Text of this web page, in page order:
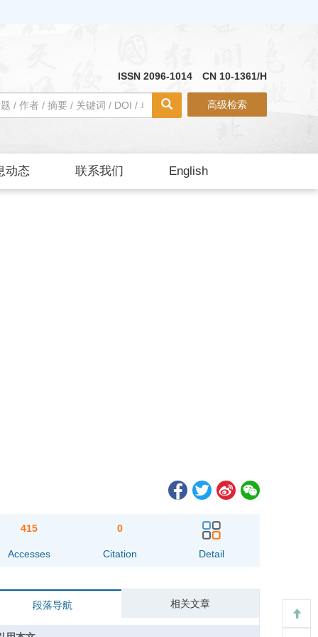
ISSN 2096-1014 CN 10-1361/H
高级检索
动态 联系我们 English
415
Accesses
0
Citation Detail
段落导航 相关文章